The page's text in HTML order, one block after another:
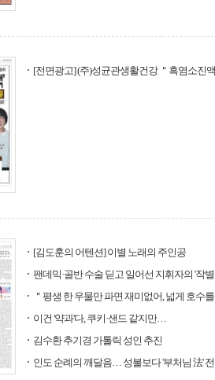
[전면광고] (주)성균관생활건강 ＂흑염소진
[김도훈의 어텐션] 이별 노래의 주인공
팬데믹·골반 수술 딛고 일어선 지휘자의 '작
＂평생 한 우물만 파면 재미없어, 넓게 호수
이건 '약과'다, 쿠키·샌드 같지만…
김수환 추기경 가톨릭 성인 추진
인도 순례의 깨달음… 성불보다 '부처님 法'